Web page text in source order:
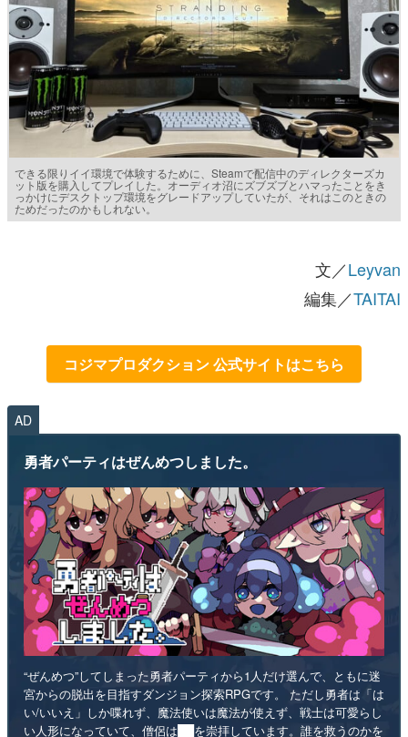
できる限りイイ環境で体験するために、Steamで配信中のディレクターズカ
ット版を購入してプレイした。オーディオ沼にズブズブとハマったことをき
っかけにデスクトップ環境をグレードアップしていたが、それはこのときの
ためだったのかもしれない。
文／Leyvan
編集／TAITAI
コジマプロダクション 公式サイトはこちら
AD
勇者パーティはぜんめつしました。
“ぜんめつ”してしまった勇者パーティから1人だけ選んで、ともに迷
宮からの脱出を目指すダンジョン探索RPGです。 ただし勇者は「は
い/いいえ」しか喋れず、魔法使いは魔法が使えず、戦士は可愛らし
い人形になっていて、僧侶は██を崇拝しています。誰を救うのかを